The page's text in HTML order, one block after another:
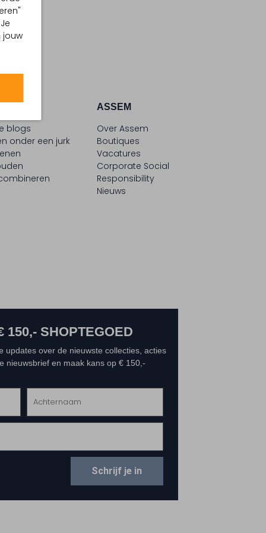
jouw
blogs
onder een jurk
ASSEM
Over Assem
Boutiques
Vacatures
Corporate Social
Responsibility
Nieuws
150,- SHOPTEGOED
updates over de nieuwste collecties, acties
nieuwsbrief en maak kans op € 150,-
Schrijf je in